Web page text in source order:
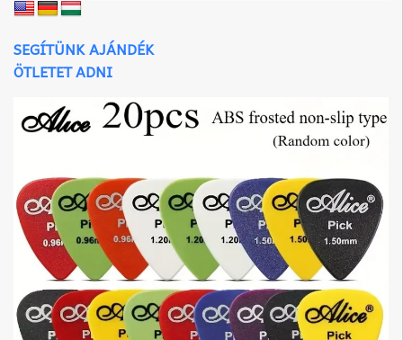
SEGÍTÜNK AJÁNDÉK
ÖTLETET ADNI